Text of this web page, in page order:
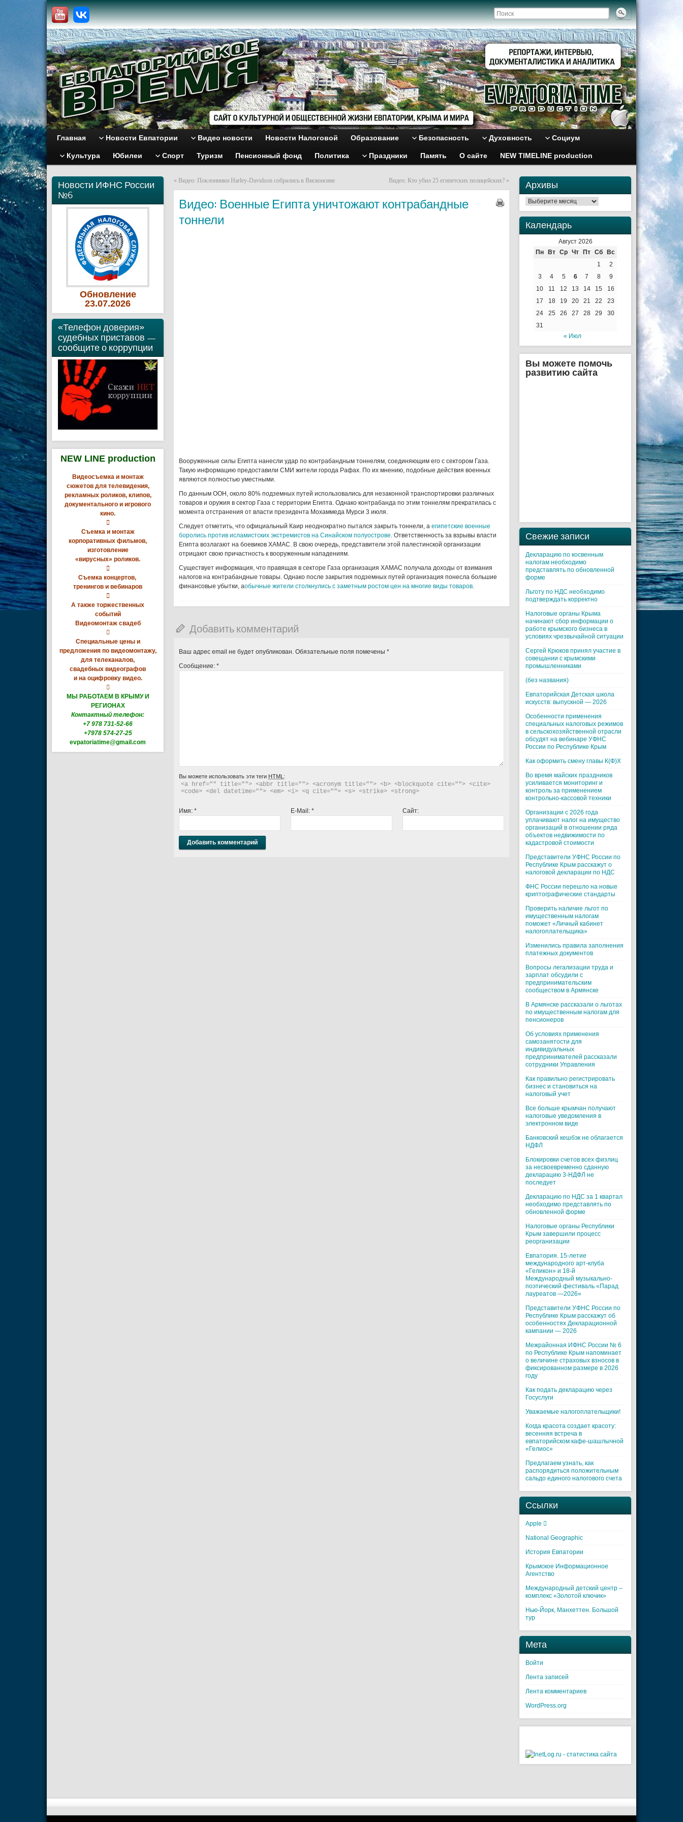
Главная Новости Евпатории Видео новости Новости Налоговой Образование Безопасность Духовность Социум
Культура Юбилеи Спорт Туризм Пенсионный фонд Политика Праздники Память О сайте NEW TIMELINE production
Новости ИФНС России
№6
Обновление
23.07.2026
«Телефон доверия»
судебных приставов —
сообщите о коррупции
NEW LINE production
Видеосъемка и монтаж
сюжетов для телевидения,
рекламных роликов, клипов,
документального и игрового
кино.

Съемка и монтаж
корпоративных фильмов,
изготовление
«вирусных» роликов.

Съемка концертов,
тренингов и вебинаров

А также торжественных
событий
Видеомонтаж свадеб

Специальные цены и
предложения по видеомонтажу,
для телеканалов,
свадебных видеографов
и на оцифровку видео.

МЫ РАБОТАЕМ В КРЫМУ И
РЕГИОНАХ
Контактный телефон:
+7 978 731-52-66
+7978 574-27-25
evpatoriatime@gmail.com
« Видео: Поклонники Harley-Davidson собрались в Висконсине Видео: Кто убил 25 египетских полицейских? »
Видео: Военные Египта уничтожают контрабандные
тоннели
Вооруженные силы Египта нанесли удар по контрабандным тоннелям, соединяющим его с сектором Газа.
Такую информацию предоставили СМИ жители города Рафах. По их мнению, подобные действия военных
являются полностью уместными.
По данным ООН, около 80% подземных путей использовались для незаконной транспортировки различных
товаров и оружия в сектор Газа с территории Египта. Однако контрабанда по этим тоннелям прекратилась с
момента отстранения от власти президента Мохаммеда Мурси 3 июля.
Следует отметить, что официальный Каир неоднократно пытался закрыть тоннели, а египетские военные
боролись против исламистских экстремистов на Синайском полуострове. Ответственность за взрывы власти
Египта возлагают на боевиков ХАМАС. В свою очередь, представители этой палестинской организации
отрицают свою причастность к вооруженным нападениям.
Существует информация, что правящая в секторе Газа организация ХАМАС получала доходы от взимания
налогов на контрабандные товары. Однако после закрытия подземных путей организация понесла большие
финансовые убытки, аобычные жители столкнулись с заметным ростом цен на многие виды товаров.
Добавить комментарий
Ваш адрес email не будет опубликован. Обязательные поля помечены *
Сообщение: *
Вы можете использовать эти теги HTML :
<a href="" title=""> <abbr title=""> <acronym title=""> <b> <blockquote cite=""> <cite>
<code> <del datetime=""> <em> <i> <q cite=""> <s> <strike> <strong>
Имя: * E-Mail: * Сайт:
Архивы
Архивы
Календарь
Август 2026
Пн
Вт Ср Чт Пт Сб
Вс
1
2
3
4 5 6 7 8
9
10
11 12 13 14 15
16
17
18 19 20 21 22
23
24
25 26 27 28 29
30
31
« Июл
Вы можете помочь
развитию сайта
Свежие записи
Декларацию по косвенным
налогам необходимо
представлять по обновленной
форме
Льготу по НДС необходимо
подтверждать корректно
Налоговые органы Крыма
начинают сбор информации о
работе крымского бизнеса в
условиях чрезвычайной ситуации
Cергей Крюков принял участие в
совещании с крымскими
промышленниками
(без названия)
Евпаторийская Детская школа
искусств: выпускной — 2026
Особенности применения
специальных налоговых режимов
в сельскохозяйственной отрасли
обсудят на вебинаре УФНС
России по Республике Крым
Как оформить смену главы К(Ф)Х
Во время майских праздников
усиливается мониторинг и
контроль за применением
контрольно-кассовой техники
Организации с 2026 года
уплачивают налог на имущество
организаций в отношении ряда
объектов недвижимости по
кадастровой стоимости
Представители УФНС России по
Республике Крым расскажут о
налоговой декларации по НДС
ФНС России перешло на новые
криптографические стандарты
Проверить наличие льгот по
имущественным налогам
поможет «Личный кабинет
налогоплательщика»
Изменились правила заполнения
платежных документов
Вопросы легализации труда и
зарплат обсудили с
предпринимательским
сообществом в Армянске
В Армянске рассказали о льготах
по имущественным налогам для
пенсионеров
Об условиях применения
самозанятости для
индивидуальных
предпринимателей рассказали
сотрудники Управления
Как правильно регистрировать
бизнес и становиться на
налоговый учет
Все больше крымчан получают
налоговые уведомления в
электронном виде
Банковский кешбэк не облагается
НДФЛ
Блокировки счетов всех физлиц
за несвоевременно сданную
декларацию 3-НДФЛ не
последует
Декларацию по НДС за 1 квартал
необходимо представлять по
обновленной форме
Налоговые органы Республики
Крым завершили процесс
реорганизации
Евпатория. 15-летие
международного арт-клуба
«Геликон» и 18-й
Международный музыкально-
поэтический фестиваль «Парад
лауреатов —2026»
Представители УФНС России по
Республике Крым расскажут об
особенностях Декларационной
кампании — 2026
Межрайонная ИФНС России № 6
по Республике Крым напоминает
о величине страховых взносов в
фиксированном размере в 2026
году
Как подать декларацию через
Госуслуги
Уважаемые налогоплательщики!
Когда красота создает красоту:
весенняя встреча в
евпаторийском кафе-шашлычной
«Гелиос»
Предлагаем узнать, как
распорядиться положительным
сальдо единого налогового счета
Ссылки
Apple 
National Geographic
История Евпатории
Крымское Информационное
Агентство
Международный детский центр –
комплекс «Золотой ключик»
Нью-Йорк, Манхеттен. Большой
тур
Мета
Войти
Лента записей
Лента комментариев
WordPress.org